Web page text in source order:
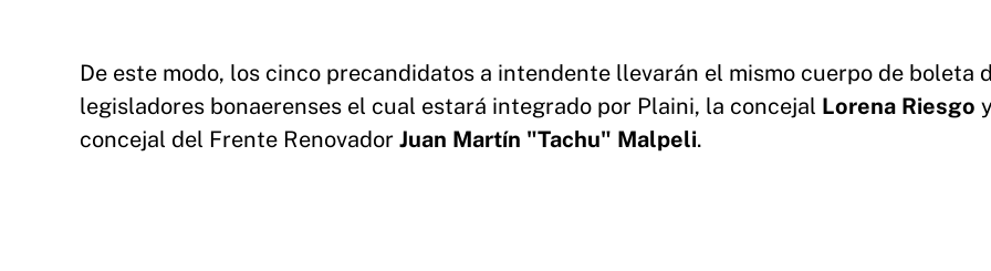
De este modo, los cinco precandidatos a intendente llevarán el mismo cuerpo de boleta
legisladores bonaerenses el cual estará integrado por Plaini, la concejal Lorena Riesgo
concejal del Frente Renovador Juan Martín "Tachu" Malpeli.